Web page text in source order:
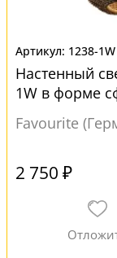
1238-1W
Настенный
1W в форме
Favourite
2 750 ₽